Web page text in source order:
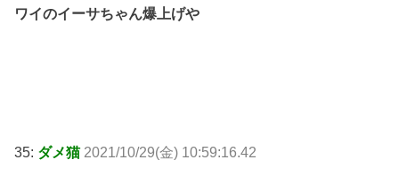
ワイのイーサちゃん爆上げや
35: ダメ猫 2021/10/29(金) 10:59:16.42